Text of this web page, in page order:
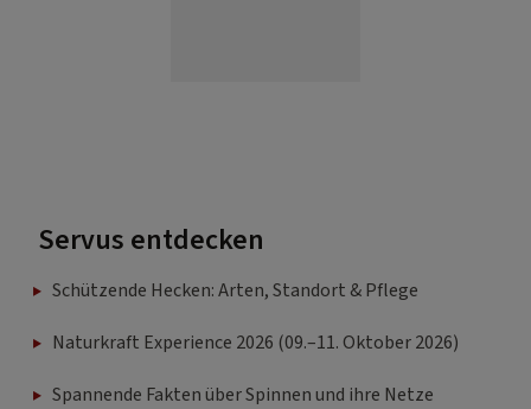
Servus entdecken
Schützende Hecken: Arten, Standort & Pflege
Naturkraft Experience 2026 (09.–11. Oktober 2026)
Spannende Fakten über Spinnen und ihre Netze